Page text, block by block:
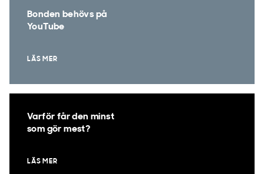
Bonden behövs på
YouTube
LÄS MER
Varför får den minst
som gör mest?
LÄS MER